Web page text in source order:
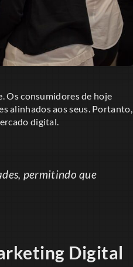
Os consumidores de hoje
alinhados aos seus. Portanto,
digital.
permitindo que
Digital